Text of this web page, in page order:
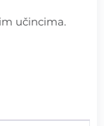
učincima.